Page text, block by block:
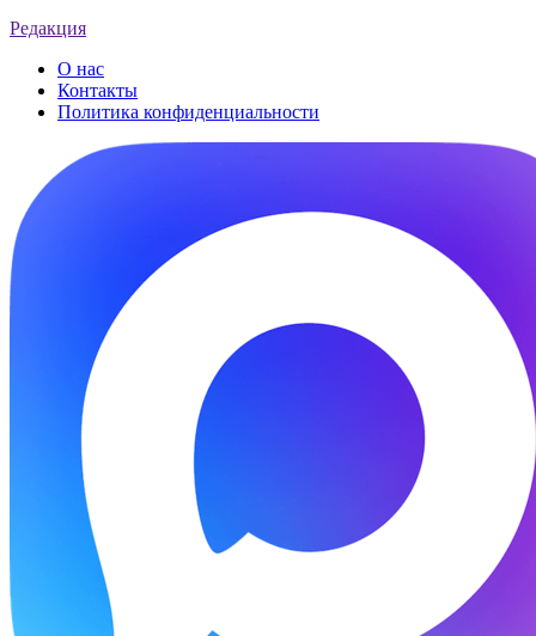
Редакция
О нас
Контакты
Политика конфиденциальности